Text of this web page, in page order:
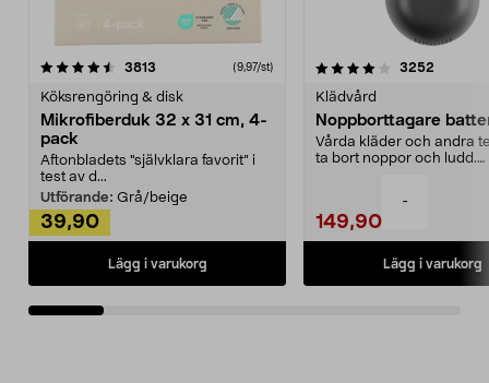
-
3813 (9,97/st)
Köksrengöring & disk
Mikrofiberduk 32 x 31 cm, 4-
pack
Aftonbladets "självklara favorit” i
test av d...
Utförande: Grå/beige
39,90
Lägg i varukorg
4.0av 5 stjärnor 3252
Klädvård
Noppborttagare
Vårda kläder och andra
ta bort noppor och ludd.
149,90
Lägg i varukorg
4.5av 5 stjärnor